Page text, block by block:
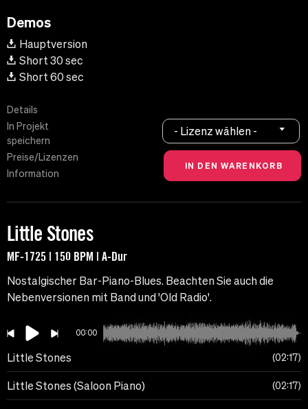
Demos
Hauptversion
Short 30 sec
Short 60 sec
Details
In Projekt
speichern
Preise/Lizenzen
Information
- Lizenz wählen -
Little Stones
MF-1725 | 150 BPM | A-Dur
Nostalgischer Bar-Piano-Blues. Beachten Sie auch die
Nebenversionen mit Band und 'Old Radio'.
00:00
Little Stones 02:17
Little Stones (Saloon Piano) 02:17